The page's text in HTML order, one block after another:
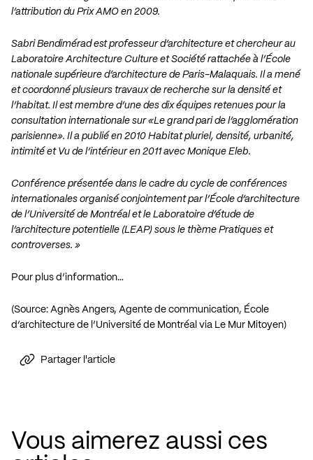
l’attribution du Prix AMO en 2009.
Sabri Bendimérad est professeur d’architecture et chercheur au
Laboratoire Architecture Culture et Société rattachée à l’École
nationale supérieure d’architecture de Paris-Malaquais. Il a mené
et coordonné plusieurs travaux de recherche sur la densité et
l’habitat. Il est membre d’une des dix équipes retenues pour la
consultation internationale sur «Le grand pari de l’agglomération
parisienne». Il a publié en 2010 Habitat pluriel, densité, urbanité,
intimité et Vu de l’intérieur en 2011 avec Monique Eleb.
Conférence présentée dans le cadre du cycle de conférences
internationales organisé conjointement par l’École d’architecture
de l’Université de Montréal et le Laboratoire d’étude de
l’architecture potentielle (LEAP) sous le thème Pratiques et
controverses. »
Pour plus d’information…
(Source: Agnès Angers, Agente de communication, École
d’architecture de l’Université de Montréal via Le Mur Mitoyen)
Partager l'article
Vous aimerez aussi ces